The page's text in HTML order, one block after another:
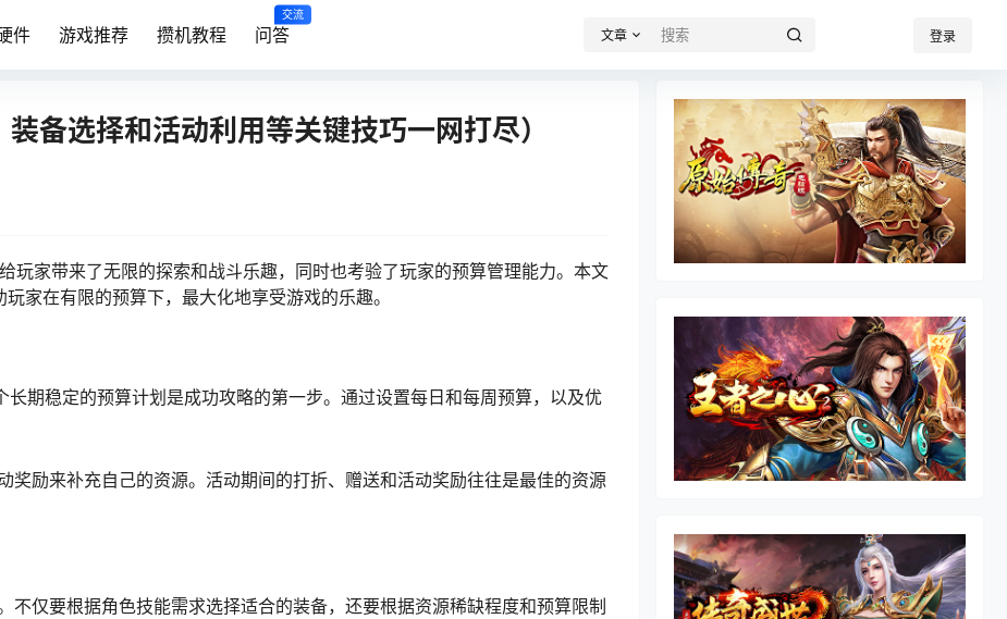
件 游戏推荐 攒机教程 问答
交流
文章 登录
备选择和活动利用等关键技巧一网打尽）
玩家带来了无限的探索和战斗乐趣，同时也考验了玩家的预算管理能力。本文
家在有限的预算下，最大化地享受游戏的乐趣。
期稳定的预算计划是成功攻略的第一步。通过设置每日和每周预算，以及优
奖励来补充自己的资源。活动期间的打折、赠送和活动奖励往往是最佳的资源
不仅要根据角色技能需求选择适合的装备，还要根据资源稀缺程度和预算限制